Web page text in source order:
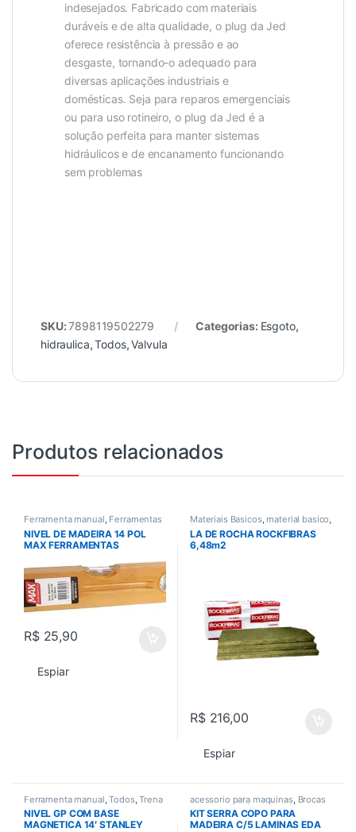
indesejados. Fabricado com materiais
duráveis e de alta qualidade, o plug da Jed
oferece resistência à pressão e ao
desgaste, tornando-o adequado para
diversas aplicações industriais e
domésticas. Seja para reparos emergenciais
ou para uso rotineiro, o plug da Jed é a
solução perfeita para manter sistemas
hidráulicos e de encanamento funcionando
sem problemas
SKU:7898119502279 Categorias: Esgoto,
hidraulica,Todos,Valvula
Produtos relacionados
Ferramenta manual, Ferramentas
em Geral,Todos,Trena e Nivel
NIVEL DE MADEIRA 14 POL
MAX FERRAMENTAS
R$25,90
Espiar
Materiais Basicos, material basico,
Todos,Vedacao
LA DE ROCHA ROCKFIBRAS
6,48m2
R$216,00
Espiar
Ferramenta manual ,Todos,Trena
e Nivel
NIVEL GP COM BASE
MAGNETICA 14′ STANLEY
acessorio para maquinas, Brocas
e Serras,Parafusadeira / furadeira
Todos
KIT SERRA COPO PARA
MADEIRA C/5 LAMINAS EDA